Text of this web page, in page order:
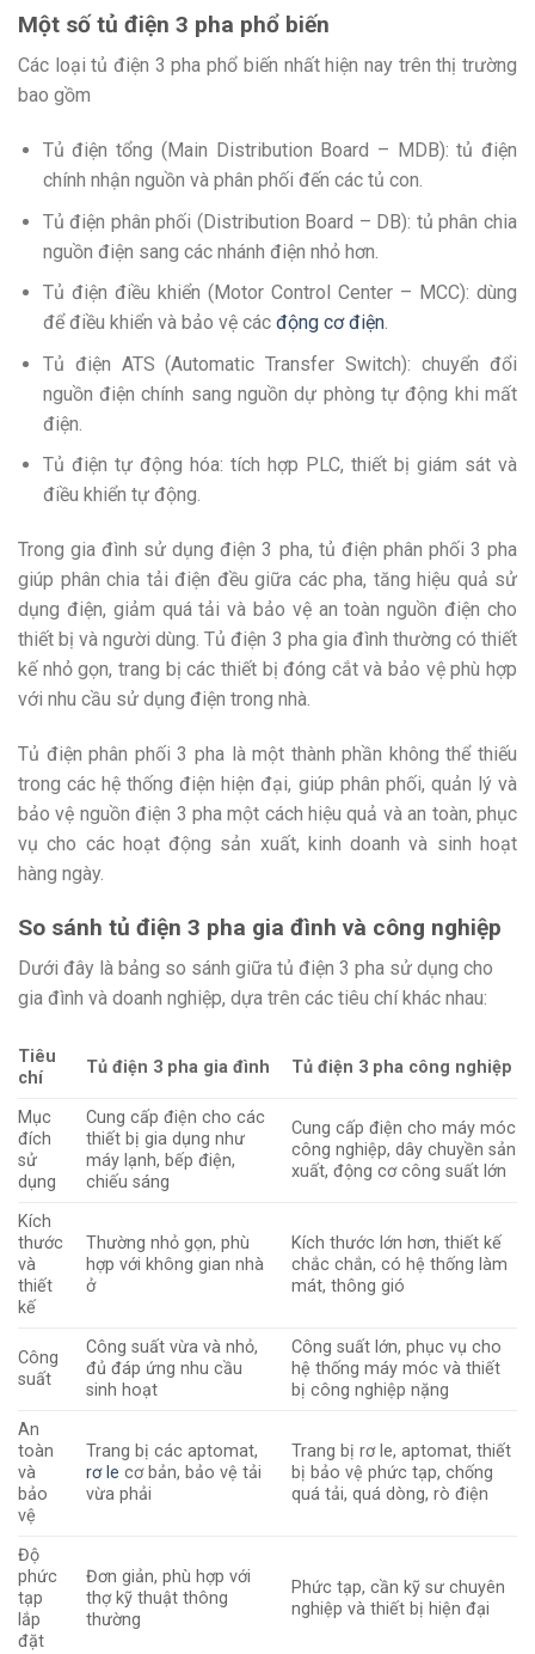
Một số tủ điện 3 pha phổ biến
Các loại tủ điện 3 pha phổ biến nhất hiện nay trên thị trường
bao gồm
Tủ điện tổng (Main Distribution Board – MDB): tủ điện
chính nhận nguồn và phân phối đến các tủ con.
Tủ điện phân phối (Distribution Board – DB): tủ phân chia
nguồn điện sang các nhánh điện nhỏ hơn.
Tủ điện điều khiển (Motor Control Center – MCC): dùng
để điều khiển và bảo vệ các động cơ điện.
Tủ điện ATS (Automatic Transfer Switch): chuyển đổi
nguồn điện chính sang nguồn dự phòng tự động khi mất
điện.
Tủ điện tự động hóa: tích hợp PLC, thiết bị giám sát và
điều khiển tự động.
Trong gia đình sử dụng điện 3 pha, tủ điện phân phối 3 pha
giúp phân chia tải điện đều giữa các pha, tăng hiệu quả sử
dụng điện, giảm quá tải và bảo vệ an toàn nguồn điện cho
thiết bị và người dùng. Tủ điện 3 pha gia đình thường có thiết
kế nhỏ gọn, trang bị các thiết bị đóng cắt và bảo vệ phù hợp
với nhu cầu sử dụng điện trong nhà.
Tủ điện phân phối 3 pha là một thành phần không thể thiếu
trong các hệ thống điện hiện đại, giúp phân phối, quản lý và
bảo vệ nguồn điện 3 pha một cách hiệu quả và an toàn, phục
vụ cho các hoạt động sản xuất, kinh doanh và sinh hoạt
hàng ngày.
So sánh tủ điện 3 pha gia đình và công nghiệp
Dưới đây là bảng so sánh giữa tủ điện 3 pha sử dụng cho
gia đình và doanh nghiệp, dựa trên các tiêu chí khác nhau:
Tiêu
chí
Tủ điện 3 pha gia đình Tủ điện 3 pha công nghiệp
Mục
đích
sử
dụng
Cung cấp điện cho các
thiết bị gia dụng như
máy lạnh, bếp điện,
chiếu sáng
Cung cấp điện cho máy móc
công nghiệp, dây chuyền sản
xuất, động cơ công suất lớn
Kích
thước
và
thiết
kế
Thường nhỏ gọn, phù
hợp với không gian nhà
ở
Kích thước lớn hơn, thiết kế
chắc chắn, có hệ thống làm
mát, thông gió
Công
suất
Công suất vừa và nhỏ,
đủ đáp ứng nhu cầu
sinh hoạt
Công suất lớn, phục vụ cho
hệ thống máy móc và thiết
bị công nghiệp nặng
An
toàn
và
bảo
vệ
Trang bị các aptomat,
rơ le cơ bản, bảo vệ tải
vừa phải
Trang bị rơ le, aptomat, thiết
bị bảo vệ phức tạp, chống
quá tải, quá dòng, rò điện
Độ
phức
tạp
lắp
đặt
Đơn giản, phù hợp với
thợ kỹ thuật thông
thường
Phức tạp, cần kỹ sư chuyên
nghiệp và thiết bị hiện đại